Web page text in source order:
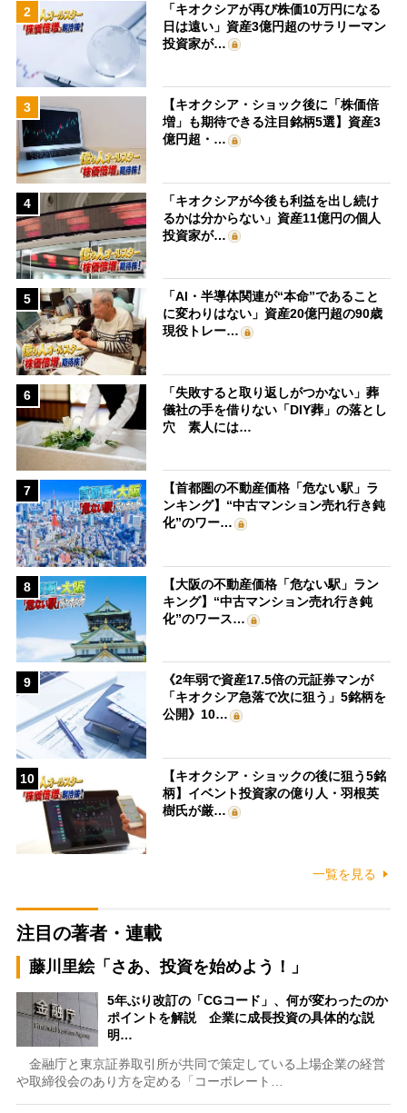
2
「キオクシアが再び株価10万円になる
日は遠い」資産3億円超のサラリーマン
投資家が…
3
【キオクシア・ショック後に「株価倍
増」も期待できる注目銘柄5選】資産3
億円超・…
4
「キオクシアが今後も利益を出し続け
るかは分からない」資産11億円の個人
投資家が…
5
「AI・半導体関連が“本命”であること
に変わりはない」資産20億円超の90歳
現役トレー…
6
「失敗すると取り返しがつかない」葬
儀社の手を借りない「DIY葬」の落とし
穴 素人には…
7
【首都圏の不動産価格「危ない駅」ラ
ンキング】“中古マンション売れ行き鈍
化”のワー…
8
【大阪の不動産価格「危ない駅」ラン
キング】“中古マンション売れ行き鈍
化”のワース…
9
《2年弱で資産17.5倍の元証券マンが
「キオクシア急落で次に狙う」5銘柄を
公開》10…
10
【キオクシア・ショックの後に狙う5銘
柄】イベント投資家の億り人・羽根英
樹氏が厳…
一覧を見る
注目の著者・連載
藤川里絵「さあ、投資を始めよう！」
5年ぶり改訂の「CGコード」、何が変わったのか
ポイントを解説 企業に成長投資の具体的な説
明…
金融庁と東京証券取引所が共同で策定している上場企業の経営
や取締役会のあり方を定める「コーポレート…